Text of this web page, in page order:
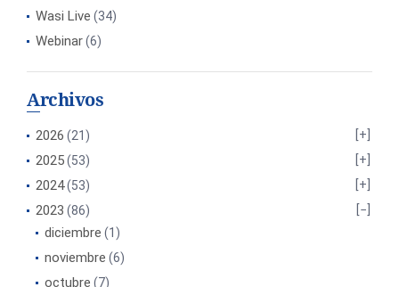
Wasi Live (34)
Webinar(6)
Archivos
2026 (21)
2025(53)
2024(53)
2023 (86)
diciembre (1)
noviembre (6)
octubre (7)